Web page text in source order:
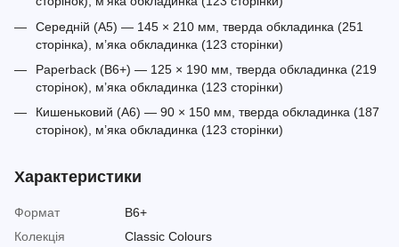
Середній (A5) — 145 × 210 мм, тверда обкладинка (251
сторінка), м’яка обкладинка (123 сторінки)
Paperback (B6+) — 125 × 190 мм, тверда обкладинка (219
сторінок), м’яка обкладинка (123 сторінки)
Кишеньковий (A6) — 90 × 150 мм, тверда обкладинка (187
сторінок), м’яка обкладинка (123 сторінки)
Характеристики
Формат
B6+
Колекція
Classic Colours